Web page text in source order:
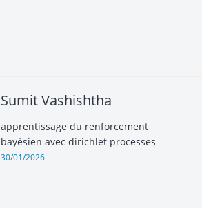
Sumit Vashishtha
apprentissage du renforcement
bayésien avec dirichlet processes
30/01/2026